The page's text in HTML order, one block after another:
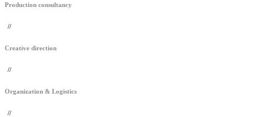
Production consultancy
//
Creative direction
//
Organization & Logistics
//